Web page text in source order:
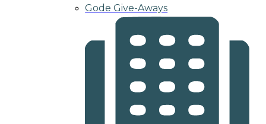
Gode Give-Aways